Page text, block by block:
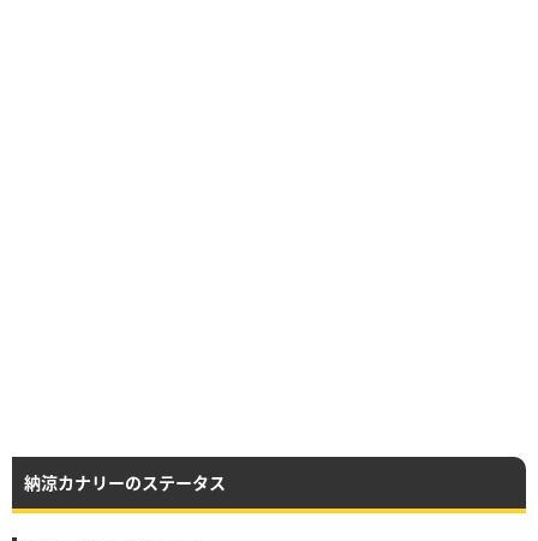
納涼カナリーのステータス